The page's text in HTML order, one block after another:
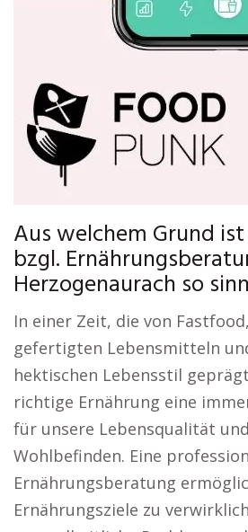
Aus welchem Grund
bzgl.
Herzogenaurach so
In einer Zeit, die von
gefertigten Lebensmitteln
hektischen Lebensstil
richtige Ernährung eine
für unsere Lebensqualität
Wohlbefinden. Eine
Ernährungsberatung
Ernährungsziele zu